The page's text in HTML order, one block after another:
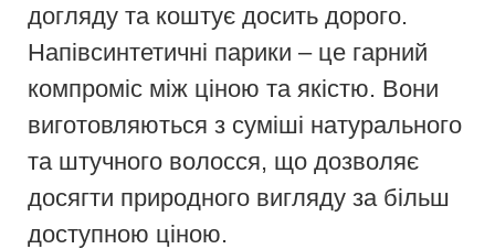
догляду та коштує досить дорого.
Напівсинтетичні парики – це гарний
компроміс між ціною та якістю. Вони
виготовляються з суміші натурального
та штучного волосся, що дозволяє
досягти природного вигляду за більш
доступною ціною.